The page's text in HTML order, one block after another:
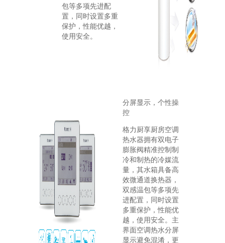
包等多项先进配
置，同时设置多重
保护，性能优越，
使用安全。
分屏显示，个性操
控
格力厨享厨房空调
热水器拥有双电子
膨胀阀精准控制制
冷和制热的冷媒流
量，其水箱具备高
效微通道换热器，
双感温包等多项先
进配置，同时设置
多重保护，性能优
越，使用安全。主
界面空调热水分屏
显示避免混淆，更